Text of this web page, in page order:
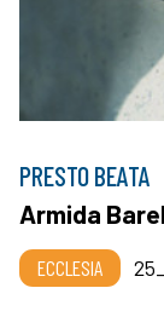
PRESTO BEATA
Armida
ECCLESIA